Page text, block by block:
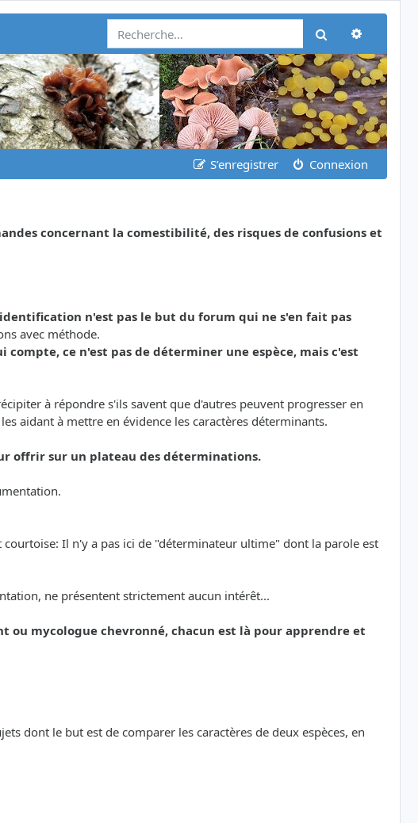
Rechercher
S’enregistrer Connexion
concernant la comestibilité, des risques de confusions et
n'est pas le but du forum qui ne s'en fait pas
avec méthode.
compte, ce n'est pas de déterminer une espèce, mais c'est
à répondre s'ils savent que d'autres peuvent progresser en
aidant à mettre en évidence les caractères déterminants.
offrir sur un plateau des déterminations.
Il n'y a pas ici de "déterminateur ultime" dont la parole est
ne présentent strictement aucun intérêt...
ou mycologue chevronné, chacun est là pour apprendre et
dont le but est de comparer les caractères de deux espèces, en